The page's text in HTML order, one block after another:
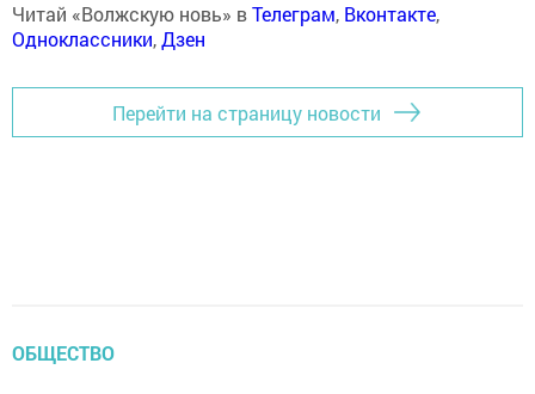
Читай «Волжскую новь» вТелеграм, Вконтакте,
Одноклассники,Дзен
Перейти на страницу новости
ОБЩЕСТВО